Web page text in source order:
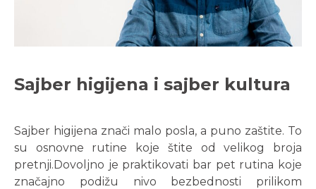
Sajber higijеna i sajber kultura
Sajber higijena znači malo posla, a puno zaštite. To
su osnovne rutine koje štite od velikog broja
pretnji.Dovoljno je praktikovati bar pet rutina koje
značajno podižu nivo bezbednosti prilikom